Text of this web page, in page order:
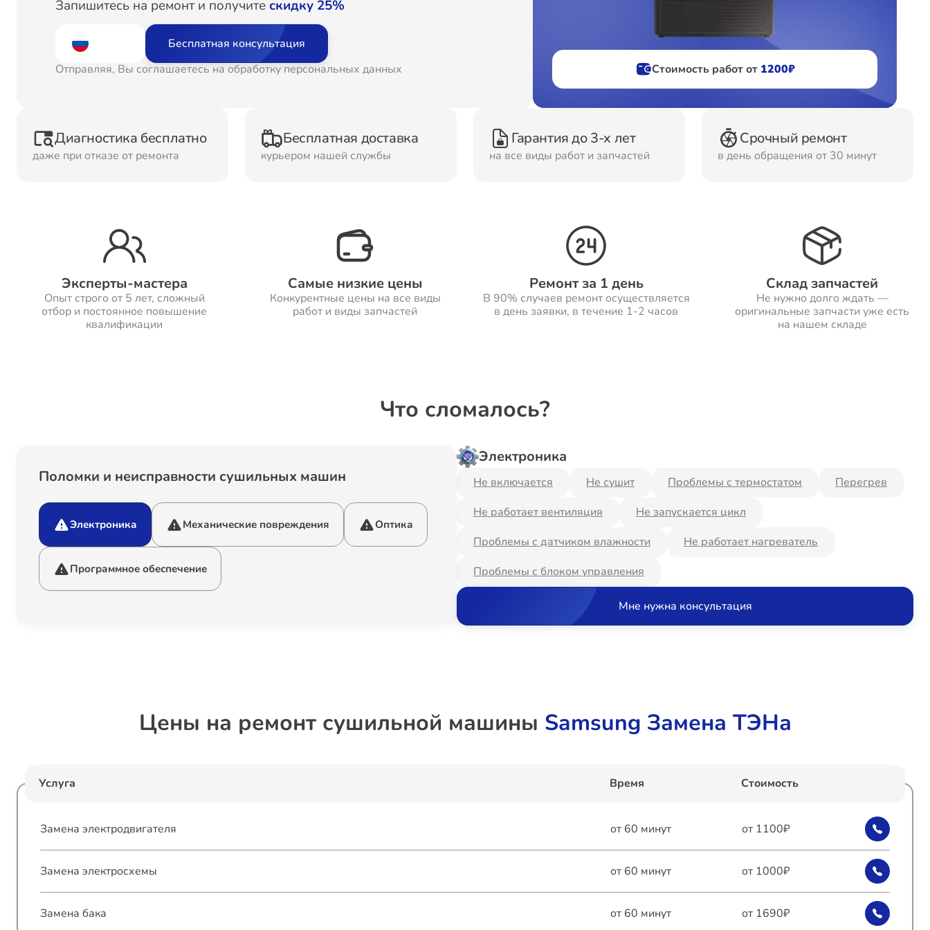
Запишитесь на ремонт и получитескидку 25%
Бесплатная консультация
Отправляя, Вы соглашаетесь на обработку персональных данных
Стоимость работ от 1200₽
Диагностика бесплатно
даже при отказе от ремонта
Бесплатная доставка
курьером нашей службы
Гарантия до 3-х лет
на все виды работ и запчастей
Срочный ремонт
в день обращения от 30 минут
Эксперты-мастера
Опыт строго от 5 лет, сложный
отбор и постоянное повышение
квалификации
Самые низкие цены
Конкурентные цены на все виды
работ и виды запчастей
Ремонт за 1 день
В 90% случаев ремонт осуществляется
в день заявки, в течение 1-2 часов
Склад запчастей
Не нужно долго ждать —
оригинальные запчасти уже есть
на нашем складе
Что сломалось?
Поломки и неисправности сушильных машин
Электроника Механические повреждения Оптика
Программное обеспечение
Электроника
Не включается Не сушит Проблемы с термостатом
Перегрев
Не работает вентиляция
Не запускается цикл
Проблемы с датчиком влажности
Не работает нагреватель
Проблемы с блоком управления
Мне нужна консультация
Цены на ремонт сушильной машины Samsung Замена ТЭНа
Услуга Время Стоимость
Замена электродвигателя от 60 минут от 1100₽
Замена электросхемы от 60 минут от 1000₽
Замена бака от 60 минут от 1690₽
Водонагревателей
Ремонт Вытяжек
Ремонт Кондиционеров
Ремонт ТВ-приставок
Ремонт Сушильных
машин
Ремонт Стиральных
машин
Ремонт Сплит-систем